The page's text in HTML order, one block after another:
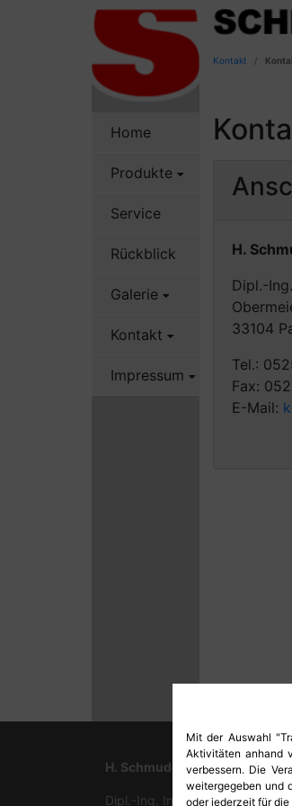
Kontakt
Home
Produkte
Service
Rückblick
Galerie
Kontakt
Impressum
H.
Dipl.-
33104
Tel.:
Fax:
E-Mail:
H. Schmude GmbH
Dipl.-Ing. Ingo Schmude
Mit der Auswahl
Aktivitäten anhand
verbessern. Die
weitergegeben und
oder jederzeit für